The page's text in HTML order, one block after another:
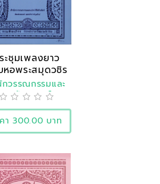
ะชุมเพลงยาว
หอพระสมุดวชิร
ญาณ
กวรรณกรรมและ
ประวัติศาสตร์
า 300.00 บาท